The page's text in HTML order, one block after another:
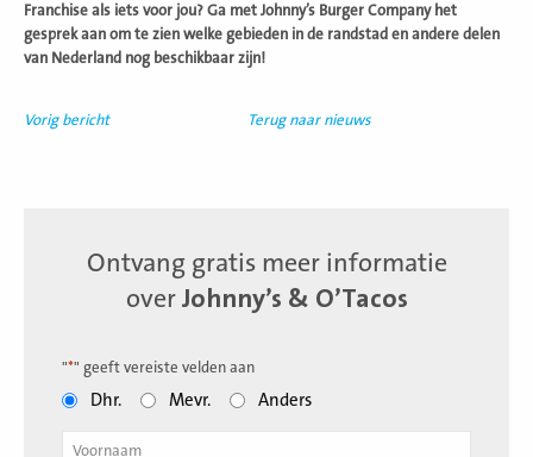
Franchise als iets voor jou? Ga met Johnny’s Burger Company het
gesprek aan om te zien welke gebieden in de randstad en andere delen
van Nederland nog beschikbaar zijn!
Vorig bericht Terug naar nieuws
Ontvang gratis meer informatie
over Johnny’s & O’Tacos
"*" geeft vereiste velden aan
Dhr. Mevr. Anders